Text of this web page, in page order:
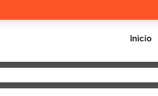
Inicio